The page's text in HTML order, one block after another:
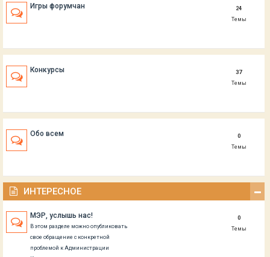
Игры форумчан
24
Темы
Конкурсы
37
Темы
Обо всем
0
Темы
ИНТЕРЕСНОЕ
МЭР, услышь нас!
В этом разделе можно опубликовать
свое обращение с конкретной
проблемой к Администрации
0
Темы